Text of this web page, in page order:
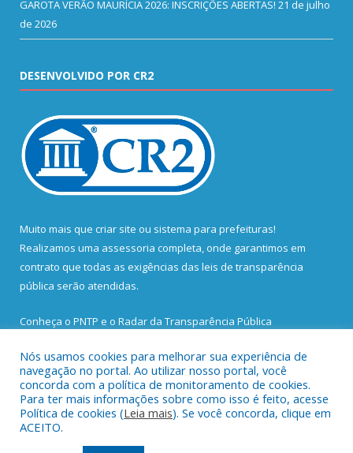
GAROTA VERÃO MAURÍCIA 2026: INSCRIÇÕES ABERTAS! 21 de julho
de 2026
DESENVOLVIDO POR CR2
Muito mais que criar site ou sistema para prefeituras!
Realizamos uma assessoria completa, onde garantimos em
contrato que todas as exigências das leis de transparência
pública serão atendidas.
Conheça o PNTP e o Radar da Transparência Pública
Todos os direitos reservados a Prefeitura Municipal de Santa
Bárbara do Pará.
Nós usamos cookies para melhorar sua experiência de
navegação no portal. Ao utilizar nosso portal, você
concorda com a política de monitoramento de cookies.
Para ter mais informações sobre como isso é feito, acesse
Política de cookies (Leia mais). Se você concorda, clique em
ACEITO.